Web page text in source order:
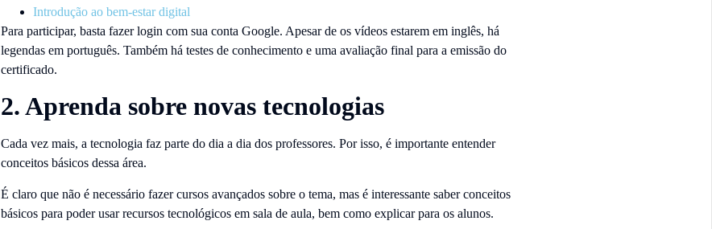
Introdução ao bem-estar digital
Para participar, basta fazer login com sua conta Google. Apesar de os vídeos estarem em inglês, há
legendas em português. Também há testes de conhecimento e uma avaliação final para a emissão do
certificado.
2. Aprenda sobre novas tecnologias
Cada vez mais, a tecnologia faz parte do dia a dia dos professores. Por isso, é importante entender
conceitos básicos dessa área.
É claro que não é necessário fazer cursos avançados sobre o tema, mas é interessante saber conceitos
básicos para poder usar recursos tecnológicos em sala de aula, bem como explicar para os alunos.